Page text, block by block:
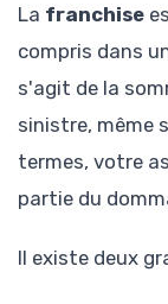
La franchise
compris dans
s'agit de la
sinistre, même
termes, votre
partie du
Il existe deux